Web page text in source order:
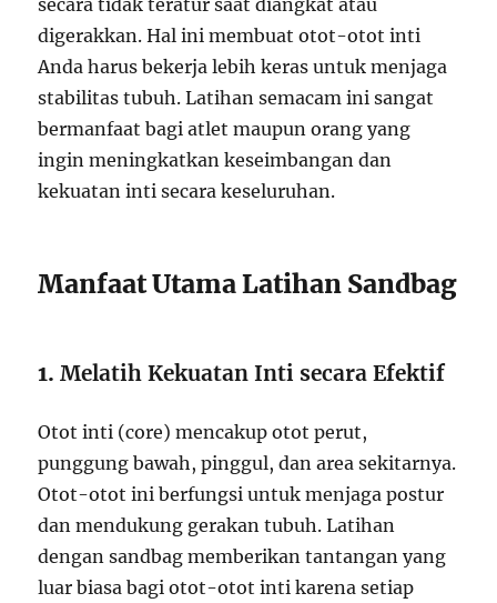
secara tidak teratur saat diangkat atau
digerakkan. Hal ini membuat otot-otot inti
Anda harus bekerja lebih keras untuk menjaga
stabilitas tubuh. Latihan semacam ini sangat
bermanfaat bagi atlet maupun orang yang
ingin meningkatkan keseimbangan dan
kekuatan inti secara keseluruhan.
Manfaat Utama Latihan Sandbag
1.Melatih Kekuatan Inti secara Efektif
Otot inti (core) mencakup otot perut,
punggung bawah, pinggul, dan area sekitarnya.
Otot-otot ini berfungsi untuk menjaga postur
dan mendukung gerakan tubuh. Latihan
dengan sandbag memberikan tantangan yang
luar biasa bagi otot-otot inti karena setiap